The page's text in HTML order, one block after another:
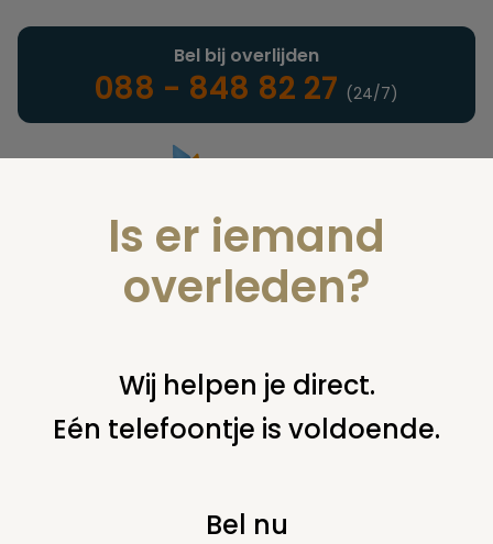
Landelijke uitvaartonderneming
Bel bij overlijden
088 - 848 82 27 (24/7)
Vind een onderneming of
instelling
Is er iemand
overleden?
Wij helpen je direct.
Eén telefoontje is voldoende.
Bel nu